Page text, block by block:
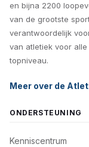
en bijna 2200
van de grootste
verantwoordelijk
van atletiek voor
topniveau.
Meer over de
ONDERSTEUNING
Kenniscentrum